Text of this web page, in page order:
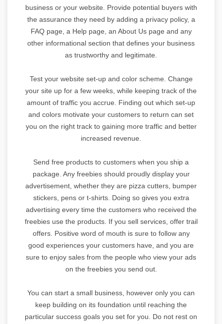
business or your website. Provide potential buyers with
the assurance they need by adding a privacy policy, a
FAQ page, a Help page, an About Us page and any
other informational section that defines your business
as trustworthy and legitimate.
Test your website set-up and color scheme. Change
your site up for a few weeks, while keeping track of the
amount of traffic you accrue. Finding out which set-up
and colors motivate your customers to return can set
you on the right track to gaining more traffic and better
increased revenue.
Send free products to customers when you ship a
package. Any freebies should proudly display your
advertisement, whether they are pizza cutters, bumper
stickers, pens or t-shirts. Doing so gives you extra
advertising every time the customers who received the
freebies use the products. If you sell services, offer trail
offers. Positive word of mouth is sure to follow any
good experiences your customers have, and you are
sure to enjoy sales from the people who view your ads
on the freebies you send out.
You can start a small business, however only you can
keep building on its foundation until reaching the
particular success goals you set for you. Do not rest on